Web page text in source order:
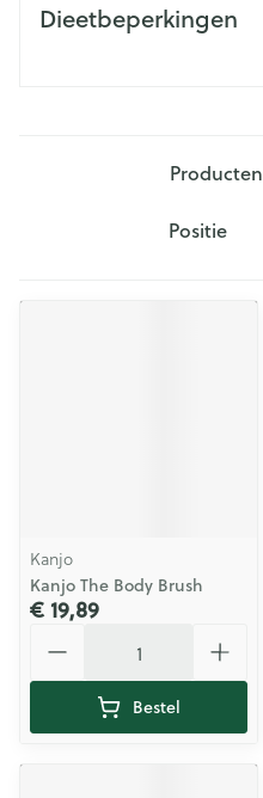
Dieetbeperkingen
Producten
Sorteer op:
Kanjo
Kanjo The Body Brush
€ 19,89
Bestel